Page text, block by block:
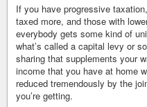
If you have progressive
taxed more, and those with
everybody gets some kind of
what’s called a capital levy or
sharing that supplements your
income that you have at home
reduced tremendously by the
you’re getting.